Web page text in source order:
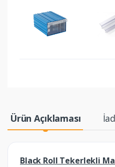
Ürün Açıklaması
Black Roll Tekerlekli